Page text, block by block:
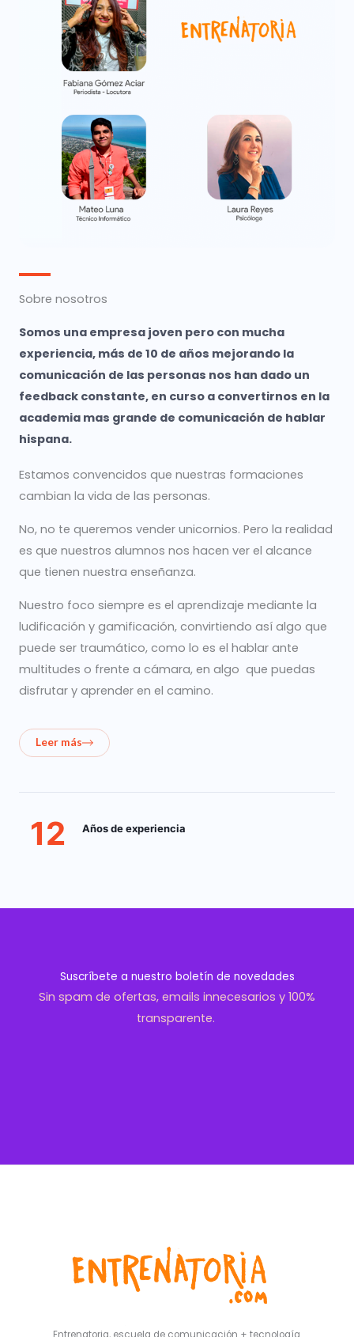
Sobre nosotros
Somos una empresa joven pero con mucha
experiencia, más de 10 de años mejorando la
comunicación de las personas nos han dado un
feedback constante, en curso a convertirnos en la
academia mas grande de comunicación de hablar
hispana.
Estamos convencidos que nuestras formaciones
cambian la vida de las personas.
No, no te queremos vender unicornios. Pero la realidad
es que nuestros alumnos nos hacen ver el alcance
que tienen nuestra enseñanza.
Nuestro foco siempre es el aprendizaje mediante la
ludificación y gamificación, convirtiendo así algo que
puede ser traumático, como lo es el hablar ante
multitudes o frente a cámara, en algo que puedas
disfrutar y aprender en el camino.
Leer más
12 Años de experiencia
Suscríbete a nuestro boletín de novedades
Sin spam de ofertas, emails innecesarios y 100%
transparente.